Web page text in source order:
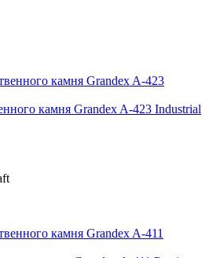
камня Grandex A-423 Industrial